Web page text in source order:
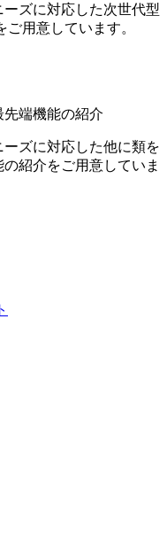
ズに対応した次世代型
用意しています。
端機能の紹介
ズに対応した他に類を
紹介をご用意していま